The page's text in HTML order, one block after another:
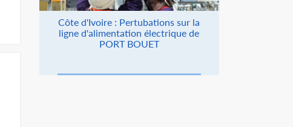
Côte d'Ivoire : Pertubations sur la
ligne d'alimentation électrique de
PORT BOUET